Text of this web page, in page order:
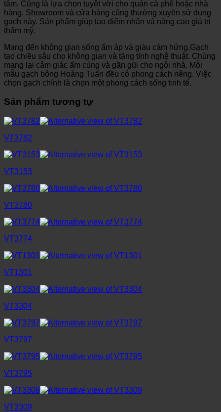
tắm. Cũng là lựa chọn tuyệt vời cho quán cà phê hoặc nhà
hàng. Showroom và cửa hàng cũng thường xuyên sử dụng
gạch này. Sản phẩm giúp tạo điểm nhấn và nâng cao giá trị
thẩm mỹ.
Mang đến không gian sống ấm áp và giàu cảm hứng.Gạch
tạo chiều sâu cho không gian và tăng tính nghệ thuật. Chúng
mang lại cảm giác ấm cúng và gần gũi cho ngôi nhà. Mỗi
mẫu gạch bông Hoàng Tuấn đều có phong cách riêng. Việc
chọn gạch chính là chọn một phong cách sống tinh tế.
Sản phẩm tương tự
VT3782
VT3153
VT3780
VT3774
VT1301
VT3304
VT3797
VT3795
VT3309